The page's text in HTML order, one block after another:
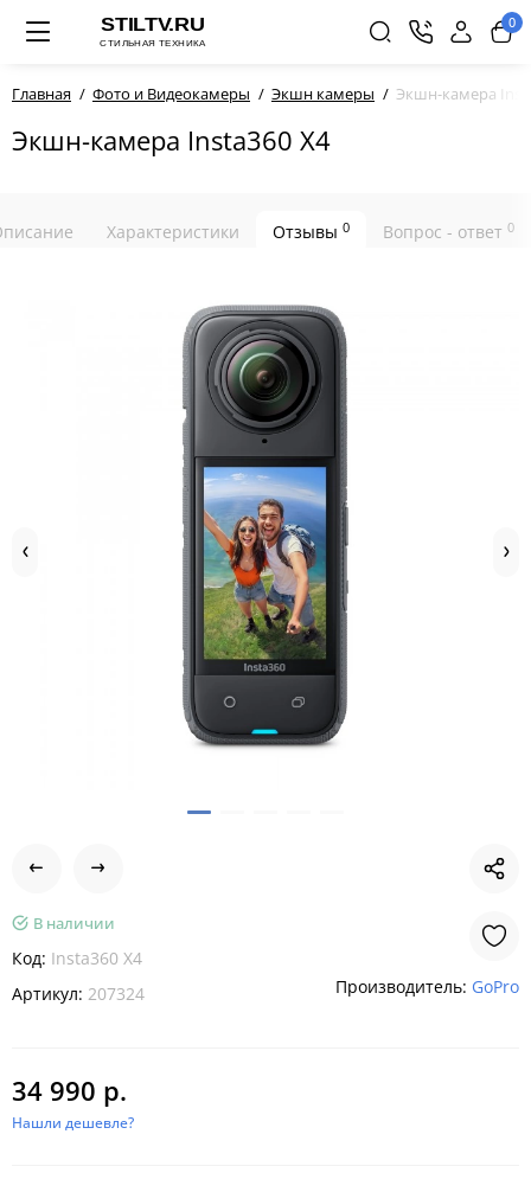
0
Главная Фото и Видеокамеры Экшн камеры Экшн-камера
Экшн-камера Insta360 X4
Характеристики Отзывы 0 Вопрос - ответ 0
В наличии
Код: Insta360 X4
Артикул: 207324 Производитель: GoPro
34 990 р.
Нашли дешевле?